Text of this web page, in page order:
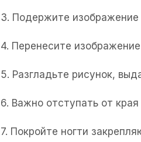
3. Подержите изображение
4. Перенесите
5. Разгладьте рисунок,
6. Важно отступать от
7. Покройте ногти